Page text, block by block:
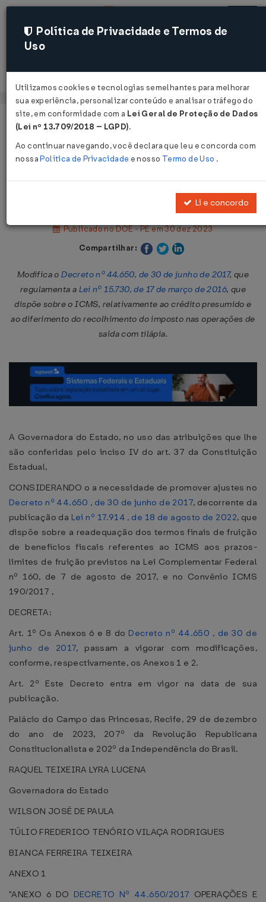
Acessar
Página Inicial
Legislações
Decreto Nº 55985 DE 29/12/2023
Publicado no DOE - PE em 30 dez 2023
Compartilhar:
Modifica oDecreto nº 44.650, de 30 de junho de 2017, que
regulamenta a Lei nº 15.730, de 17 de março de 2016, que
dispõe sobre o ICMS, relativamente ao crédito presumido e
ao diferimento do recolhimento do imposto nas operações de
saída com tilápia.
A Governadora do Estado, no uso das atribuições que lhe
são conferidas pelo inciso IV do art. 37 da Constituição
Estadual,
CONSIDERANDO o a necessidade de promover ajustes no
Decreto nº 44.650 , de 30 de junho de 2017, decorrente da
publicação da Lei nº 17.914 , de 18 de agosto de 2022, que
dispõe sobre a readequação dos termos finais de fruição
de benefícios fiscais referentes ao ICMS aos prazos-
limites de fruição previstos na Lei Complementar Federal
nº 160, de 7 de agosto de 2017, e no Convênio ICMS
190/2017 ,
DECRETA:
Art. 1º Os Anexos 6 e 8 do Decreto nº 44.650 , de 30 de
junho de 2017, passam a vigorar com modificações,
conforme, respectivamente, os Anexos 1 e 2.
Art. 2º Este Decreto entra em vigor na data de sua
publicação.
Palácio do Campo das Princesas, Recife, 29 de dezembro
do ano de 2023, 207º da Revolução Republicana
Constitucionalista e 202º da Independência do Brasil.
RAQUEL TEIXEIRA LYRA LUCENA
Governadora do Estado
WILSON JOSÉ DE PAULA
TÚLIO FREDERICO TENÓRIO VILAÇA RODRIGUES
BIANCA FERREIRA TEIXEIRA
ANEXO 1
"ANEXO 6 DO DECRETO Nº 44.650/2017 OPERAÇÕES E
Política de Privacidade e Termos de
Uso
Utilizamos cookies e tecnologias semelhantes para melhorar
sua experiência, personalizar conteúdo e analisar o tráfego do
site, em conformidade com a Lei Geral de Proteção de Dados
(Lei nº 13.709/2018 – LGPD).
Ao continuar navegando, você declara que leu e concorda com
nossaPolítica de Privacidade e nosso Termo de Uso .
Li e concordo